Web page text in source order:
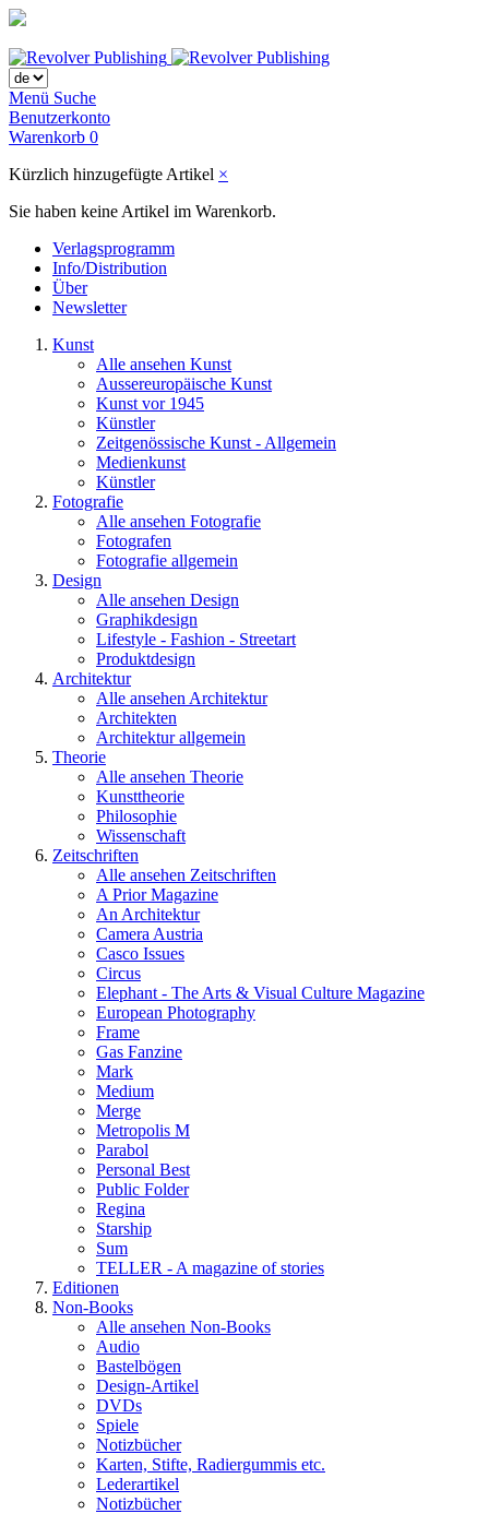
Menü Suche
Benutzerkonto
Warenkorb 0
Kürzlich hinzugefügte Artikel ×
Sie haben keine Artikel im Warenkorb.
Verlagsprogramm
Info/Distribution
Über
Newsletter
Kunst
Alle ansehen Kunst
Aussereuropäische Kunst
Kunst vor 1945
Künstler
Zeitgenössische Kunst - Allgemein
Medienkunst
Künstler
Fotografie
Alle ansehen Fotografie
Fotografen
Fotografie allgemein
Design
Alle ansehen Design
Graphikdesign
Lifestyle - Fashion - Streetart
Produktdesign
Architektur
Alle ansehen Architektur
Architekten
Architektur allgemein
Theorie
Alle ansehen Theorie
Kunsttheorie
Philosophie
Wissenschaft
Zeitschriften
Alle ansehen Zeitschriften
A Prior Magazine
An Architektur
Camera Austria
Casco Issues
Circus
Elephant - The Arts & Visual Culture Magazine
European Photography
Frame
Gas Fanzine
Mark
Medium
Merge
Metropolis M
Parabol
Personal Best
Public Folder
Regina
Starship
Sum
TELLER - A magazine of stories
Editionen
Non-Books
Alle ansehen Non-Books
Audio
Bastelbögen
Design-Artikel
DVDs
Spiele
Notizbücher
Karten, Stifte, Radiergummis etc.
Lederartikel
Notizbücher